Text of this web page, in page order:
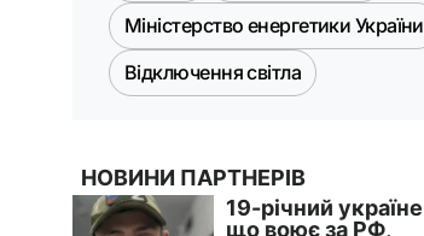
Міністерство енергетики України
Відключення світла